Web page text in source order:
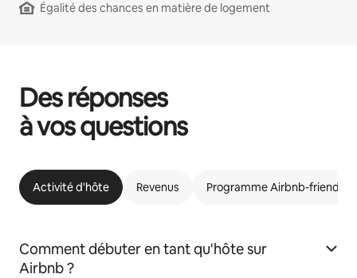
Égalité des chances en matière de logement
Des réponses
à vos questions
Activité d'hôte Revenus Programme Airbnb-friendly
Comment débuter en tant qu'hôte sur
Airbnb ?